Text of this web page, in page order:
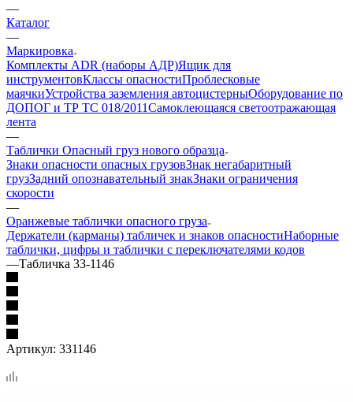
—
Каталог
—
Маркировка
Комплекты ADR (наборы АДР)Ящик для
инструментовКлассы опасностиПроблесковые
маячкиУстройства заземления автоцистерныОборудование по
ДОПОГ и ТР ТС 018/2011Самоклеющаяся светоотражающая
лента
—
Таблички Опасный груз нового образца
Знаки опасности опасных грузовЗнак негабаритный
грузЗадний опознавательный знакЗнаки ограничения
скорости
—
Оранжевые таблички опасного груза
Держатели (карманы) табличек и знаков опасностиНаборные
таблички, цифры и таблички с переключателями кодов
—Табличка 33-1146
Артикул: 331146